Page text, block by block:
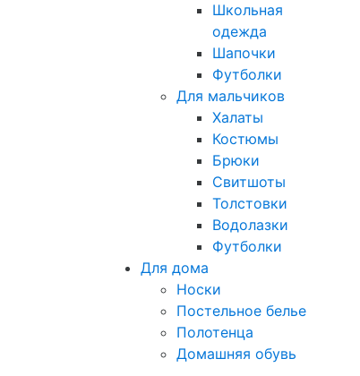
Школьная
одежда
Шапочки
Футболки
Для мальчиков
Халаты
Костюмы
Брюки
Свитшоты
Толстовки
Водолазки
Футболки
Для дома
Носки
Постельное белье
Полотенца
Домашняя обувь